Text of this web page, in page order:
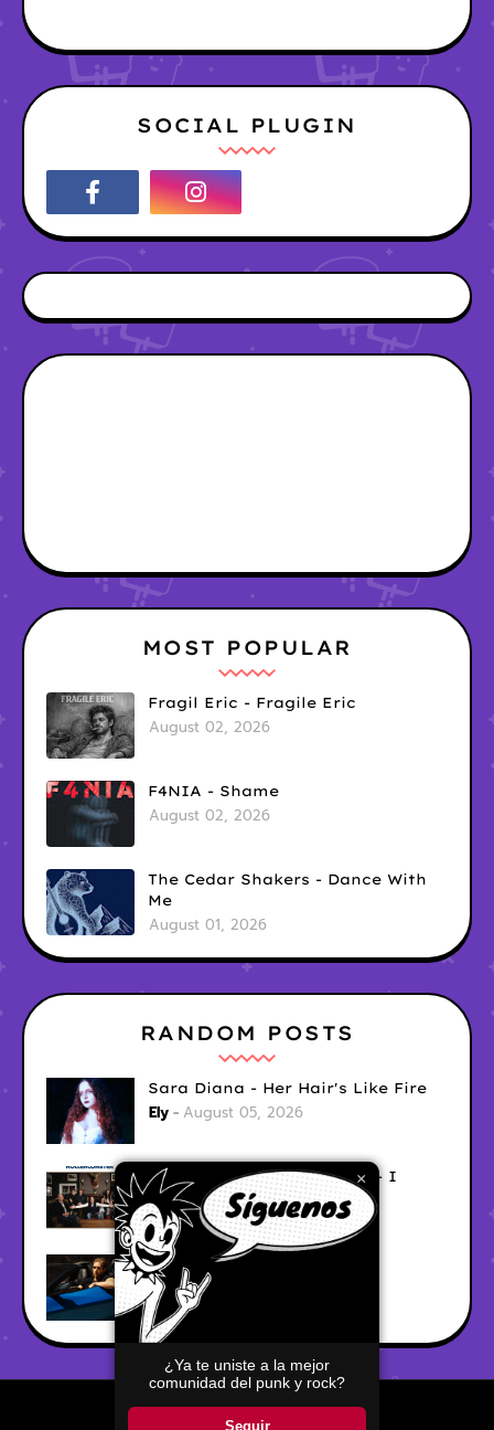
SOCIAL PLUGIN
×
¿Ya te uniste a la mejor
comunidad del punk y rock?
Seguir
MOST POPULAR
Fragil Eric - Fragile Eric
August 02, 2026
F4NIA - Shame
August 02, 2026
The Cedar Shakers - Dance With
Me
August 01, 2026
RANDOM POSTS
Sara Diana - Her Hair's Like Fire
Ely August 05, 2026
Good Vibes Rollercoaster - I
Don't Care
Ely August 05, 2026
Hyperwulf - FaceTime
Ely August 04, 2026